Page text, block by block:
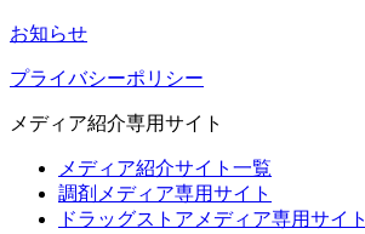
お知らせ
プライバシーポリシー
メディア紹介専用サイト
メディア紹介サイト一覧
調剤メディア専用サイト
ドラッグストアメディア専用サイト